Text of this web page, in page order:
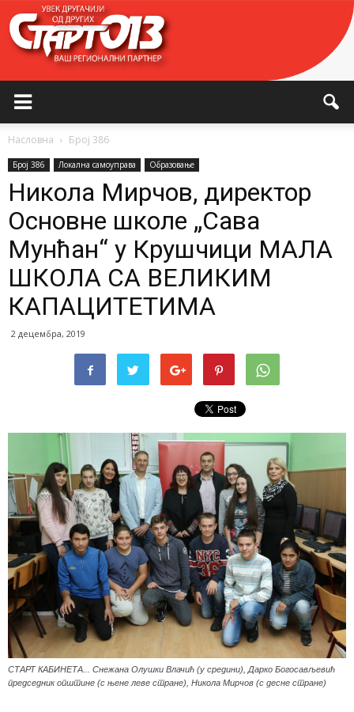
Насловна Број 386
Број 386 Локална самоуправа Образовање
Никола Мирчов, директор
Основне школе „Сава
Мунћан“ у Крушчици МАЛА
ШКОЛА СА ВЕЛИКИМ
КАПАЦИТЕТИМА
2 децембра, 2019
СТАРТ КАБИНЕТА... Снежана Олушки Влачић (у средини), Дарко Богосављевић
председник општине (с њене леве стране), Никола Мирчов (с десне стране)